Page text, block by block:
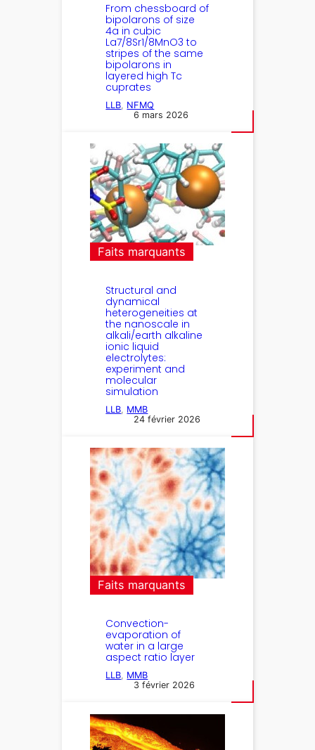
From chessboard of
bipolarons of size
4a in cubic
La7/8Sr1/8MnO3 to
stripes of the same
bipolarons in
layered high Tc
cuprates
LLB NFMQ
6 mars 2026
Faits marquants
Structural and
dynamical
heterogeneities at
the nanoscale in
alkali/earth alkaline
ionic liquid
electrolytes:
experiment and
molecular
simulation
LLB, MMB
24 février 2026
Faits marquants
Convection-
evaporation of
water in a large
aspect ratio layer
LLB, MMB
3 février 2026